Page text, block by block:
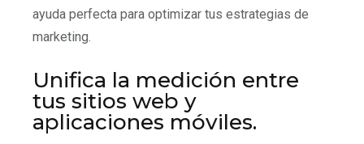
ayuda perfecta para optimizar tus estrategias de
marketing.
Unifica la medición entre
tus sitios web y
aplicaciones móviles.